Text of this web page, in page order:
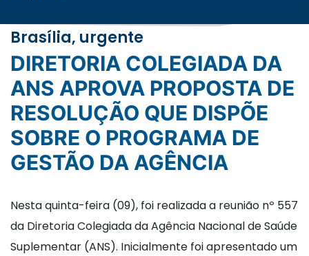
Brasília, urgente
DIRETORIA COLEGIADA DA
ANS APROVA PROPOSTA DE
RESOLUÇÃO QUE DISPÕE
SOBRE O PROGRAMA DE
GESTÃO DA AGÊNCIA
Nesta quinta-feira (09), foi realizada a reunião nº 557
da Diretoria Colegiada da Agência Nacional de Saúde
Suplementar (ANS). Inicialmente foi apresentado um